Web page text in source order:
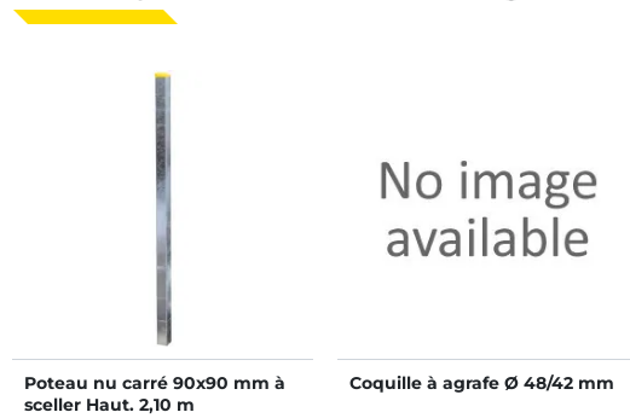
Poteau nu carré 90x90 mm à
sceller Haut. 2,10 m
Coquille à agrafe Ø 48/42 mm